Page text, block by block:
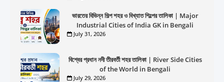
ভারতের বিভিন্ন শিল্প শহর ও বিখ্যাত শিল্পের তালিকা | Major
Industrial Cities of India GK in Bengali
July 31, 2026
বিশ্বের প্রধান নদী তীরবর্তী শহর তালিকা | River Side Cities
of the World in Bengali
July 29, 2026